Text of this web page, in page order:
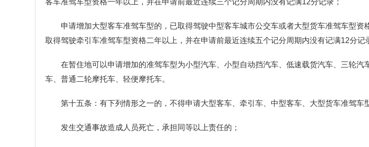
客车准驾车型资格一年以上，并在申请前最近连续三个记分周期内没有记满12分记录；
申请增加大型客车准驾车型的，已取得驾驶中型客车城市公交车或者大型货车准驾车型资
取得驾驶牵引车准驾车型资格二年以上，并在申请前最近连续五个记分周期内没有记满12分记
在暂住地可以申请增加的准驾车型为小型汽车、小型自动挡汽车、低速载货汽车、三轮汽
车、普通二轮摩托车、轻便摩托车。
第十五条：有下列情形之一的，不得申请大型客车、牵引车、中型客车、大型货车准驾车
发生交通事故造成人员死亡，承担同等以上责任的；